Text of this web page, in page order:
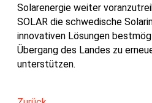
Solarenergie weiter
SOLAR die schwedische
innovativen Lösungen
Übergang des Landes zu
unterstützen.